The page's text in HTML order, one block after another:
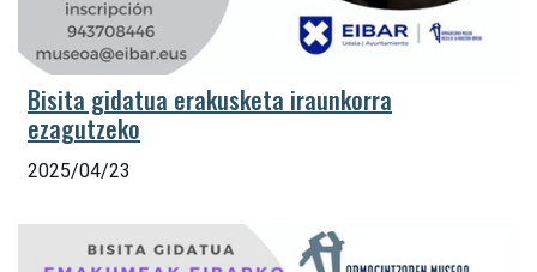
Bisita gidatua erakusketa iraunkorra
ezagutzeko
2025/04/23